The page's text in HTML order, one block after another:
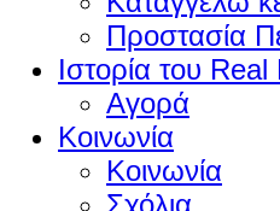
Προστασία
Ιστορία του
Αγορά
Κοινωνία
Κοινωνία
Σχόλια